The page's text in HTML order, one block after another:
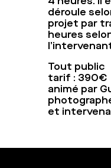
déroule
projet par
heures
Tout public
tarif : 390€
animé par
et